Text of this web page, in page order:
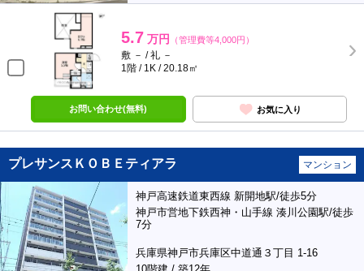
5.7 万円 （管理費等4,000円）
敷 － / 礼 －
1階 / 1K / 20.18㎡
お問い合わせ(無料) お気に入り
プレサンスＫＯＢＥティアラ マンション
神戸高速鉄道東西線 新開地駅/徒歩5分
神戸市営地下鉄西神・山手線 湊川公園駅/徒歩
7分
兵庫県神戸市兵庫区中道通３丁目 1-16